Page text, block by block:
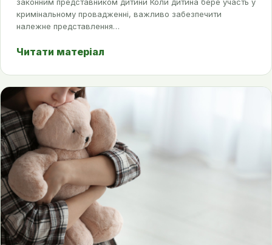
кримінальному провадженні, важливо забезпечити
належне представлення…
Читати матеріал